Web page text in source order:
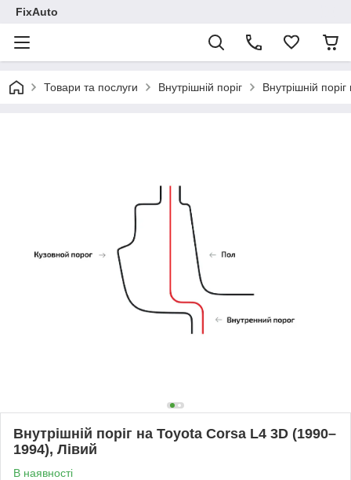
FixAuto
Товари та послуги Внутрішній поріг Внутрішній
Внутрішній поріг на Toyota Corsa L4 3D (1990–
1994), Лівий
В наявності